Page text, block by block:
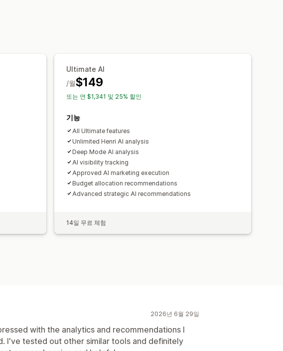
인구 통계 분석 노출 횟수
벤치마킹
사용자 지정 보고서
보고서 예약
Ultimate AI
$149
/월
또는 연 $1,341 및 25% 할인
기능
All Ultimate features
Unlimited Henri AI analysis
Deep Mode AI analysis
AI visibility tracking
Approved AI marketing execution
Budget allocation recommendations
Advanced strategic AI recommendations
14일 무료 체험
2026년 6월 29일
with the analytics and recommendations I
I've tested out other similar tools and definitely